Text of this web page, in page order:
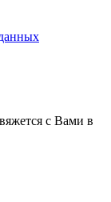
с Вами в